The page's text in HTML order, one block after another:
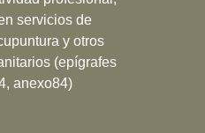
servicios de
y otros
(epígrafes
anexo84)